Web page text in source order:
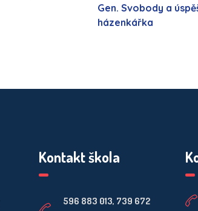
Gen. Svobody a
házenkářka
Kontakt škola
596 883 013, 739 672